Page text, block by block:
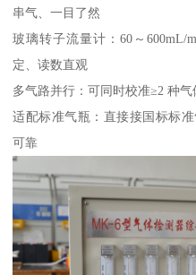
串气、一目了然
玻璃转子流量计：60～600mL/
定、读数直观
多气路并行：可同时校准≥2 种
适配标准气瓶：直接接国标标
可靠